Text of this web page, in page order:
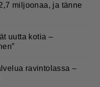
miljoonaa, ja tänne
uutta kotia –
ravintolassa –